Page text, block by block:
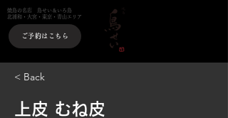
焼鳥の名店 鳥せい＆いろ鳥
北浦和・大宮・東京・青山エリア
ご予約はこちら
< Back
上皮 むね皮